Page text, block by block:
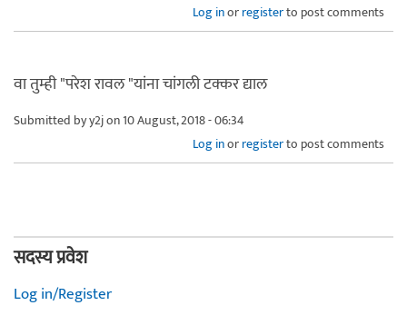
Log inorregisterto post comments
वा तुम्ही "परेश रावल "यांना चांगली टक्कर द्याल
Submitted byy2jon 10 August, 2018 - 06:34
Log inorregisterto post comments
सदस्य प्रवेश
Log in/Register